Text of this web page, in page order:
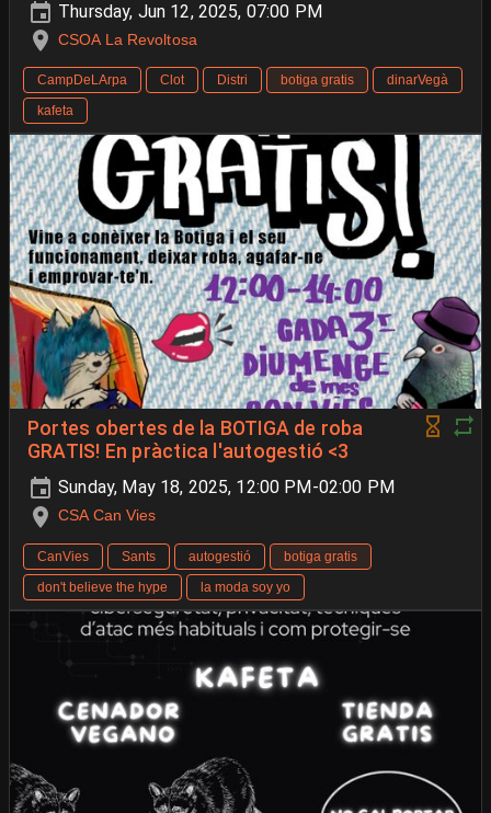
Thursday, Jun 12, 2025, 07:00 PM
CSOA La Revoltosa
CampDeLArpa Clot Distri botiga gratis
dinarVegà
kafeta
Portes obertes de la BOTIGA de roba
GRATIS! En pràctica l'autogestió <3
Sunday, May 18, 2025, 12:00 PM-02:00 PM
CSA Can Vies
CanVies Sants autogestió
botiga gratis
don't believe the hype
la moda soy yo